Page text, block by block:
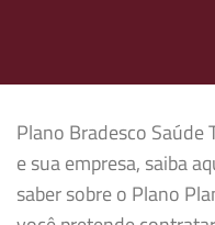
Plano Bradesco Saúde
e sua empresa, saiba
saber sobre o Plano